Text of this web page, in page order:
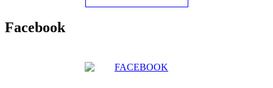
Facebook